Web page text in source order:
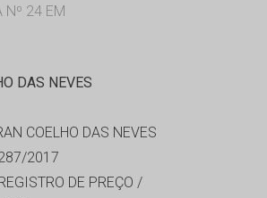
Nº 24 EM
DAS NEVES
COELHO DAS NEVES
2017
DE PREÇO /